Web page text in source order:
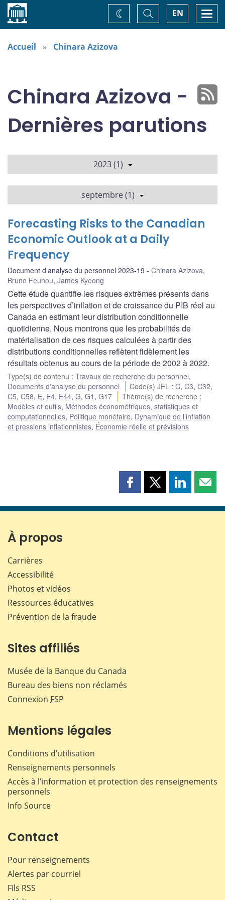
Accueil EN
Basculer
la
recherche
Changez
de
Accueil Chinara Azizova
Chinara Azizova -
Dernières parutions
2023 (1)
septembre (1)
Forecasting Risks to the Canadian
Economic Outlook at a Daily
Frequency
Document d’analyse du personnel 2023-19 Chinara Azizova,
Bruno Feunou, James Kyeong
Cette étude quantifie les risques extrêmes présents dans
les perspectives d’inflation et de croissance du PIB réel au
Canada en estimant leur distribution conditionnelle
quotidienne. Nous montrons que les probabilités de
matérialisation de ces risques calculées à partir des
distributions conditionnelles reflètent fidèlement les
résultats obtenus au cours de la période de 2002 à 2022.
Type(s) de contenu : Travaux de recherche du personnel,
Documents d'analyse du personnel
Code(s) JEL :C,C3,C32,
C5, C58, E, E4, E44, G, G1 , G17 Thème(s) de recherche :
Modèles et outils, Méthodes économétriques, statistiques et
computationnelles, Politique monétaire, Dynamique de l’inflation
et pressions inflationnistes, Économie réelle et prévisions
Partager
page
Partager
page
Partager
page page
À propos
Carrières
Accessibilité
Photos et vidéos
Ressources éducatives
Prévention de la fraude
Sites affiliés
Musée de la Banque du Canada
Bureau des biens non réclamés
Connexion FSP
Mentions légales
Conditions d’utilisation
Renseignements personnels
Accès à l’information et protection des renseignements
personnels
Info Source
Contact
Pour renseignements
Alertes par courriel
Fils RSS